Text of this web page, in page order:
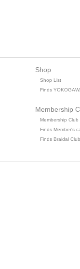
Shop
Shop List
Finds
Membership
Membership Club
Finds Member's
Finds Braidal Club